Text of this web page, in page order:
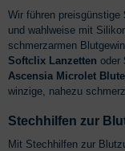
Wir führen preisgünstige
und wahlweise mit
schmerzarmen
Softclix Lanzetten oder
Ascensia Microlet
winzige, nahezu
Stechhilfen zur
Mit Stechhilfen zur